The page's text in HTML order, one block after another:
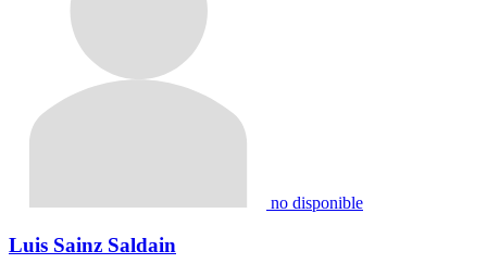
no disponible
Luis Sainz Saldain